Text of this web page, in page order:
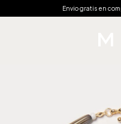
Envio gratis en